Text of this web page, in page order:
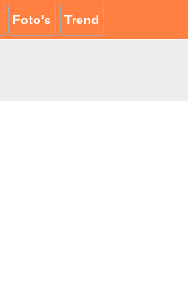
Foto's Trend